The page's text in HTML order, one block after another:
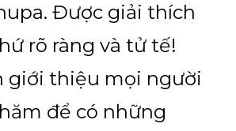
Được giải thích
rõ ràng và tử tế!
giới thiệu mọi người
để có những